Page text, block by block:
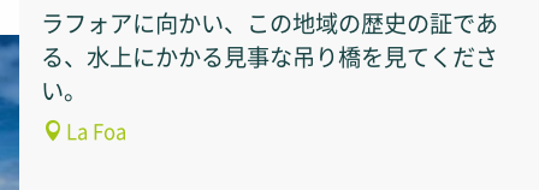
ラフォアに向かい、この地域の歴史の証であ
る、水上にかかる見事な吊り橋を見てくださ
い。
La Foa